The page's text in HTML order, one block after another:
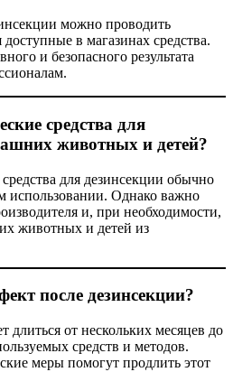
можно проводить
доступные в магазинах средства.
и безопасного результата
средства для
животных и детей?
для дезинсекции обычно
использовании. Однако важно
и, при необходимости,
животных и детей из
после дезинсекции?
от нескольких месяцев до
средств и методов.
меры помогут продлить этот